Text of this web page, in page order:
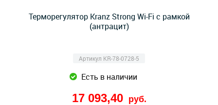
Терморегулятор Kranz Strong Wi-Fi с рамкой
(антрацит)
Артикул KR-78-0728-5
Есть в наличии
17 093,40 руб.